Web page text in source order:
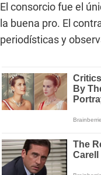
El consorcio fue el
la buena pro. El
periodísticas y